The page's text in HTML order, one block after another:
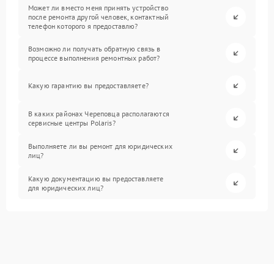
Может ли вместо меня принять устройство
после ремонта другой человек, контактный
телефон которого я предоставлю?
Возможно ли получать обратную связь в
процессе выполнения ремонтных работ?
Какую гарантию вы предоставляете?
В каких районах Череповца располагаются
сервисные центры Polaris?
Выполняете ли вы ремонт для юридических
лиц?
Какую документацию вы предоставляете
для юридических лиц?